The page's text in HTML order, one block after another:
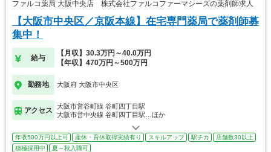
ファルコ薬局 大阪中央店 株式会社ファルコファーマシーズの薬剤師求人
【大阪市中央区／京阪本線】在宅専門薬局で薬剤師募
集中！
給与
【月収】30.3万円～40.0万円
【年収】470万円～500万円
勤務地 大阪府 大阪市中央区
アクセス
大阪市営谷町線 谷町四丁目駅
大阪市営中央線 谷町四丁目駅…ほか
年収500万円以上可 産休・育休取得実績有り スキルアップ 駅チカ
店舗数30以上
積極採用中
夏～秋入職可